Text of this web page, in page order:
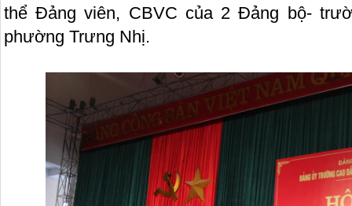
thể Đảng viên, CBVC của 2 Đảng bộ-
phường Trưng Nhị.